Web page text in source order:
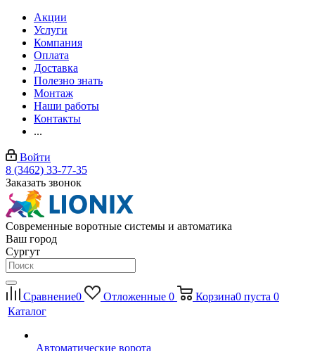
Акции
Услуги
Компания
Оплата
Доставка
Полезно знать
Монтаж
Наши работы
Контакты
...
Войти
8 (3462) 33-77-35
Заказать звонок
Современные воротные системы и автоматика
Ваш город
Сургут
Сравнение0 Отложенные 0 Корзина0 пуста 0
Каталог
Автоматические ворота